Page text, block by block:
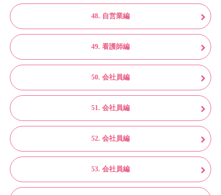
48. 自営業編
49. 看護師編
50. 会社員編
51. 会社員編
52. 会社員編
53. 会社員編